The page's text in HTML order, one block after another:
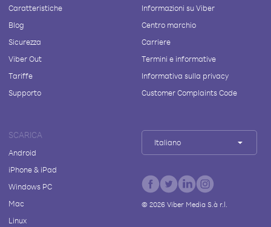
Caratteristiche
Blog
Sicurezza
Viber Out
Tariffe
Supporto
Informazioni su Viber
Centro marchio
Carriere
Termini e informative
Informativa sulla privacy
Customer Complaints Code
SCARICA
Android
iPhone & iPad
Windows PC
Mac
Linux
Italiano
© 2026Viber Media S.à r.l.